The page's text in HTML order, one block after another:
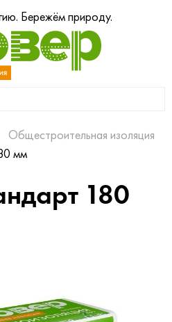
Бережём природу.
Общестроительная изоляция
мм
180